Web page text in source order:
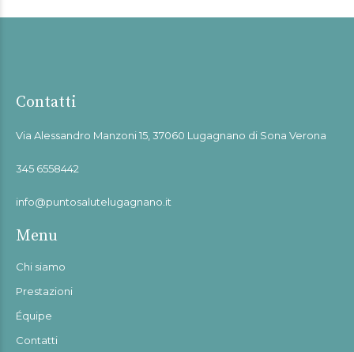
Contatti
Via Alessandro Manzoni 15, 37060 Lugagnano di Sona Verona
345 6558442
info@puntosalutelugagnano.it
Menu
Chi siamo
Prestazioni
Équipe
Contatti